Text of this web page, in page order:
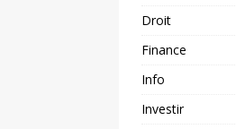
Droit
Finance
Info
Investir